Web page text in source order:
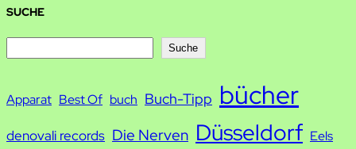
SUCHE
c
Suche
Apparat Best Of buch Buch-Tipp bücher
denovali records Die Nerven Düsseldorf Eels